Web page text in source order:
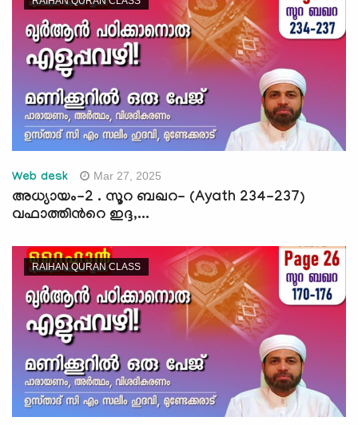
Web desk Mar 27, 2025
അധ്യായം-2 . സൂറ ബഖറ- (Ayath 234-237)
വഫാത്തിന്‍റെ ഇദ്ദ,...
RAIHAN QURAN CLASS